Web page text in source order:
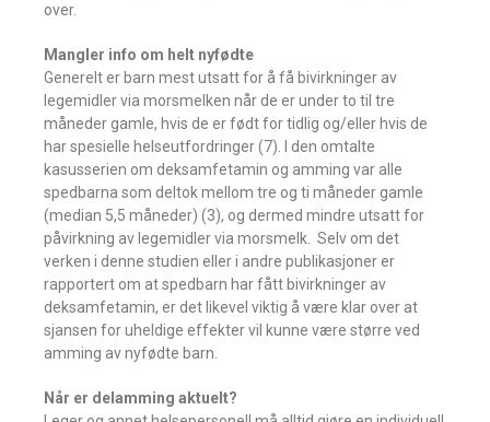
over.
Mangler info om helt nyfødte
Generelt er barn mest utsatt for å få bivirkninger av
legemidler via morsmelken når de er under to til tre
måneder gamle, hvis de er født for tidlig og/eller hvis de
har spesielle helseutfordringer (7). I den omtalte
kasusserien om deksamfetamin og amming var alle
spedbarna som deltok mellom tre og ti måneder gamle
(median 5,5 måneder) (3), og dermed mindre utsatt for
påvirkning av legemidler via morsmelk. Selv om det
verken i denne studien eller i andre publikasjoner er
rapportert om at spedbarn har fått bivirkninger av
deksamfetamin, er det likevel viktig å være klar over at
sjansen for uheldige effekter vil kunne være større ved
amming av nyfødte barn.
Når er delamming aktuelt?